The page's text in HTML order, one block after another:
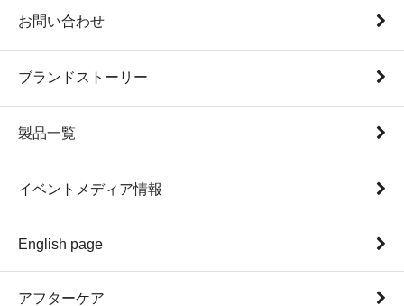
お問い合わせ
ブランドストーリー
製品一覧
イベントメディア情報
English page
アフターケア